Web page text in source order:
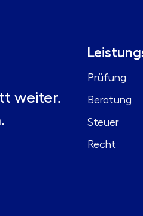
weiter.
Prüfung
Beratung
Steuer
Recht